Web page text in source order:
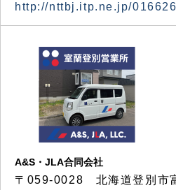
http://nttbj.itp.ne.jp/
A&S・JLA合同会社
〒 059-0028 北海道登別市